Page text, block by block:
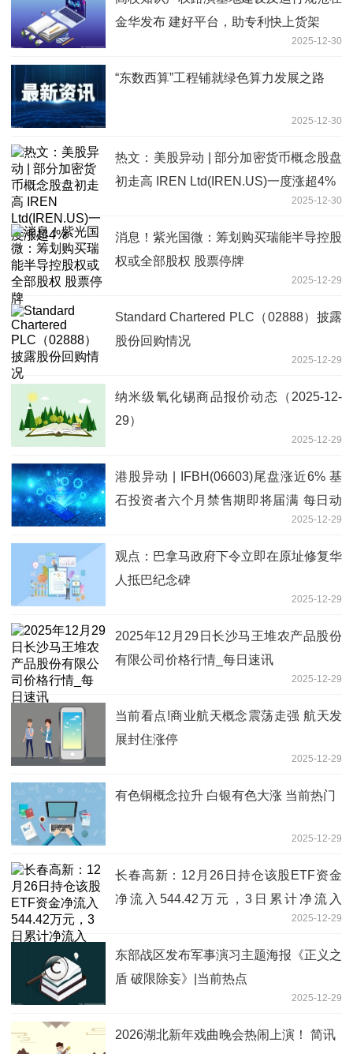
金华发布 建好平台，助专利快上货架
2025-12-30
“东数西算”工程铺就绿色算力发展之路
2025-12-30
热文：美股异动 | 部分加密货币概念股盘
初走高 IREN Ltd(IREN.US)一度涨超4%
2025-12-30
消息！紫光国微：筹划购买瑞能半导控股
权或全部股权 股票停牌
2025-12-29
Standard Chartered PLC（02888）披露
股份回购情况
2025-12-29
纳米级氧化锡商品报价动态（2025-12-
29）
2025-12-29
港股异动 | IFBH(06603)尾盘涨近6% 基
石投资者六个月禁售期即将届满 每日动
2025-12-29
观点：巴拿马政府下令立即在原址修复华
人抵巴纪念碑
2025-12-29
2025年12月29日长沙马王堆农产品股份
有限公司价格行情_每日速讯
2025-12-29
当前看点!商业航天概念震荡走强 航天发
展封住涨停
2025-12-29
有色铜概念拉升 白银有色大涨 当前热门
2025-12-29
长春高新：12月26日持仓该股ETF资金
净流入544.42万元，3日累计净流入
2025-12-29
东部战区发布军事演习主题海报《正义之
盾 破限除妄》|当前热点
2025-12-29
2026湖北新年戏曲晚会热闹上演！ 简讯